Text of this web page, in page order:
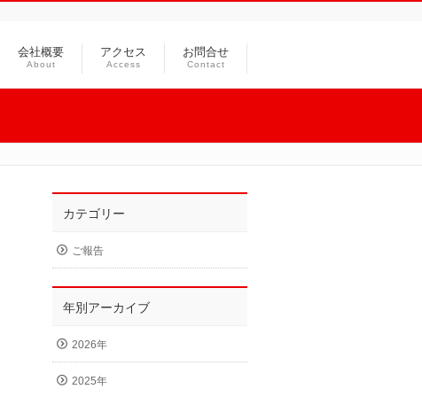
会社概要
About
アクセス
Access
お問合せ
Contact
カテゴリー
ご報告
年別アーカイブ
2026年
2025年